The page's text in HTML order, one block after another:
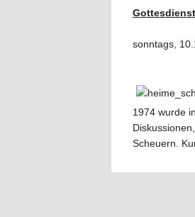
sonntags,
1974 wurde
Scheuern.